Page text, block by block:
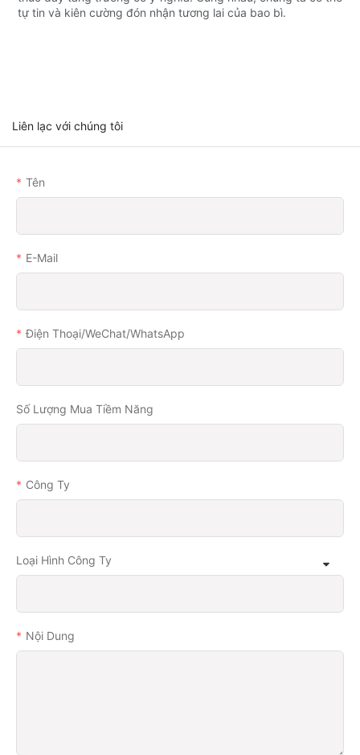
tự tin và kiên cường đón nhận tương lai của bao bì.
Liên lạc với chúng tôi
Tên
E-Mail
Điện Thoại/WeChat/WhatsApp
Số Lượng Mua Tiềm Năng
Công Ty
Loại Hình Công Ty
Nội Dung